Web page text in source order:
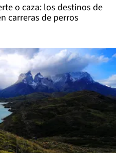
o caza: los destinos de
carreras de perros